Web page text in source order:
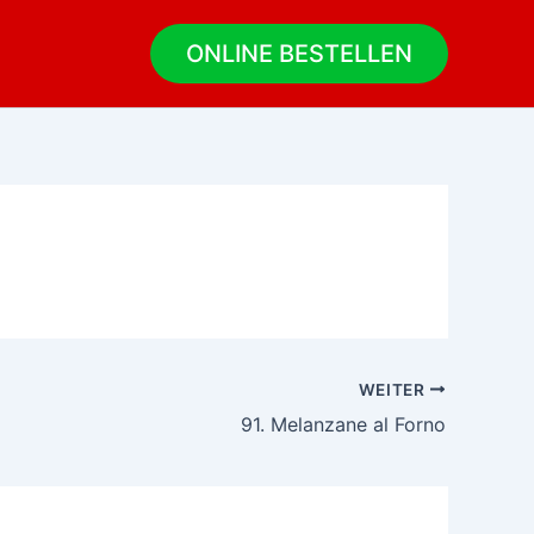
ONLINE BESTELLEN
WEITER
91. Melanzane al Forno